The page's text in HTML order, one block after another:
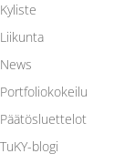
Kyliste
Liikunta
News
Portfoliokokeilu
Päätösluettelot
TuKY-blogi